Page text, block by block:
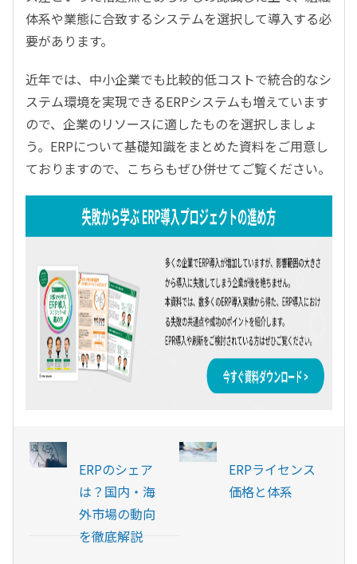
体系や業態に合致するシステムを選択して導入する必
要があります。
近年では、中小企業でも比較的低コストで統合的なシ
ステム環境を実現できるERPシステムも増えています
ので、企業のリソースに適したものを選択しましょ
う。ERPについて基礎知識をまとめた資料をご用意し
ておりますので、こちらもぜひ併せてご覧ください。
ERPのシェア
は？国内・海
外市場の動向
を徹底解説
ERPライセンス
価格と体系